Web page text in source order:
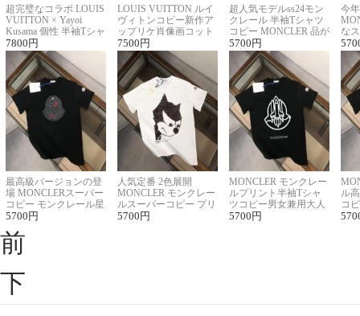
超完璧なコラボ LOUIS
VUITTON × Yayoi
Kusama 個性 半袖Tシャ
ツコピー男女兼用
7800 円
LOUIS VUITTON ルイ
ヴィトンコピー新作ア
ップリケ肖像画コット
ンニット半袖Tシャツ
7500 円
超人気モデルss24モン
クレール 半袖Tシャツ
コピー MONCLER 品が
良く見た目
5700 円
今
な
ル
最高級バージョンの登
場 MONCLERスーパー
コピー モンクレール星
座半袖Tシャツ
5700 円
人気定番 2色展開
MONCLER モンクレー
ルスーパーコピー プリ
ント半袖Tシャツ
5700 円
MONCLER モンクレー
ルプリント半袖Tシャ
ツコピー男女兼用大人
可愛い春夏コーデ
5700 円
ル
コ
ィ
前
下